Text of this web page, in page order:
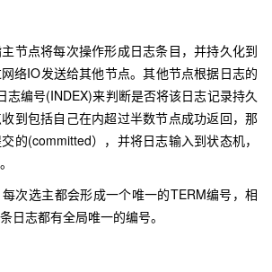
节点将每次操作形成日志条目，并持久化到
络IO发送给其他节点。其他节点根据日志的
志编号(INDEX)来判断是否将该日志记录持久
到包括自己在内超过半数节点成功返回，那
的(committed），并将日志输入到状态机，
次选主都会形成一个唯一的TERM编号，相
日志都有全局唯一的编号。